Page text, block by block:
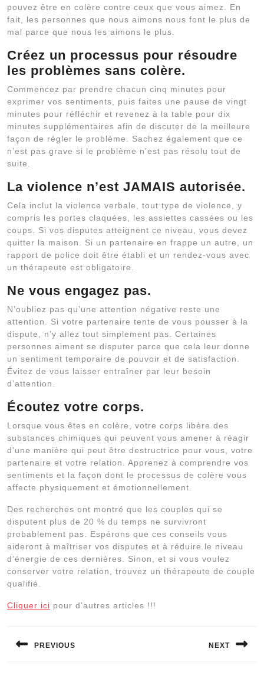
pouvez être en colère contre ceux que vous aimez. En
fait, les personnes que nous aimons nous font le plus de
mal parce que nous les aimons le plus.
Créez un processus pour résoudre
les problèmes sans colère.
Commencez par prendre chacun cinq minutes pour
exprimer vos sentiments, puis faites une pause de vingt
minutes pour réfléchir et revenez à la table pour dix
minutes supplémentaires afin de discuter de la meilleure
façon de régler le problème. Sachez également que ce
n’est pas grave si le problème n’est pas résolu tout de
suite.
La violence n’est JAMAIS autorisée.
Cela inclut la violence verbale, tout type de violence, y
compris les portes claquées, les assiettes cassées ou les
coups. Si vos disputes atteignent ce niveau, vous devez
quitter la maison. Si un partenaire en frappe un autre, un
rapport de police doit être établi et un rendez-vous avec
un thérapeute est obligatoire.
Ne vous engagez pas.
N’oubliez pas qu’une attention négative reste une
attention. Si votre partenaire tente de vous pousser à la
dispute, n’y allez tout simplement pas. Certaines
personnes aiment se disputer parce que cela leur donne
un sentiment temporaire de pouvoir et de satisfaction.
Évitez de vous laisser entraîner par leur besoin
d’attention.
Écoutez votre corps.
Lorsque vous êtes en colère, votre corps libère des
substances chimiques qui peuvent vous amener à réagir
d’une manière qui peut être destructrice pour vous, votre
partenaire et votre relation. Apprenez à comprendre vos
sentiments et la façon dont le processus de colère vous
affecte physiquement et émotionnellement.
Des recherches ont montré que les couples qui se
disputent plus de 20 % du temps ne survivront
probablement pas. Espérons que ces conseils vous
aideront à maîtriser vos disputes et à réduire le niveau
d’énergie de ces dernières. Sinon, et si vous voulez
conserver votre relation, trouvez un thérapeute de couple
qualifié.
Cliquer ici pour d’autres articles !!!
de
PREVIOUS NEXT